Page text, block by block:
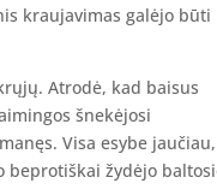
kraujavimas galėjo būti
Atrodė, kad baisus
šnekėjosi
Visa esybe
beprotiškai žydėjo